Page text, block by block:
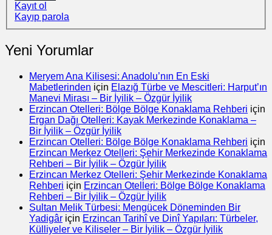
Kayıt ol
Kayıp parola
Yeni Yorumlar
Meryem Ana Kilisesi: Anadolu’nın En Eski
Mabetlerinden için Elazığ Türbe ve Mescitleri: Harput’ın
Manevi Mirası – Bir İyilik – Özgür İyilik
Erzincan Otelleri: Bölge Bölge Konaklama Rehberi için
Ergan Dağı Otelleri: Kayak Merkezinde Konaklama –
Bir İyilik – Özgür İyilik
Erzincan Otelleri: Bölge Bölge Konaklama Rehberi için
Erzincan Merkez Otelleri: Şehir Merkezinde Konaklama
Rehberi – Bir İyilik – Özgür İyilik
Erzincan Merkez Otelleri: Şehir Merkezinde Konaklama
Rehberi için Erzincan Otelleri: Bölge Bölge Konaklama
Rehberi – Bir İyilik – Özgür İyilik
Sultan Melik Türbesi: Mengücek Döneminden Bir
Yadigâr için Erzincan Tarihî ve Dinî Yapıları: Türbeler,
Külliyeler ve Kiliseler – Bir İyilik – Özgür İyilik